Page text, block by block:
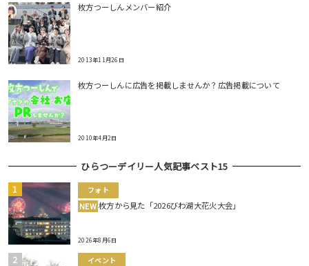
枚方つーしんメンバー紹介
2013年11月26日
枚方つーしんに広告を掲載しませんか？広告掲載について
2010年4月2日
ひらつーデイリー人気記事ベスト15
フォト
NEW 枚方から見た「2026びわ湖大花火大会」
2026年8月6日
イベント